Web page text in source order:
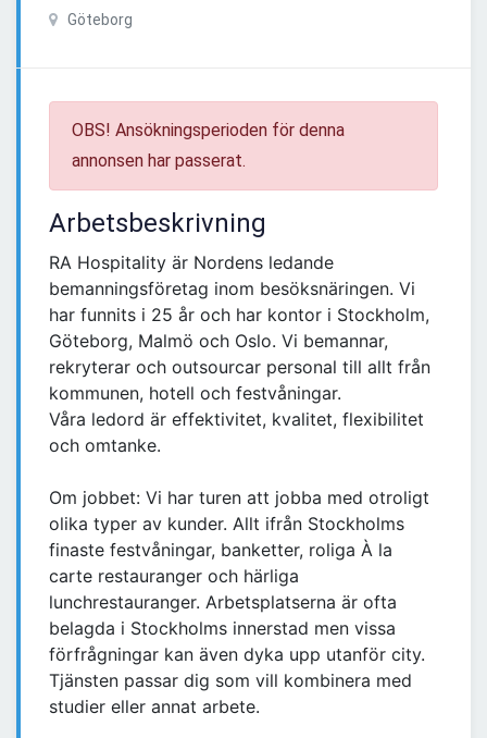
Göteborg
OBS! Ansökningsperioden för denna
annonsen har passerat.
Arbetsbeskrivning
RA Hospitality är Nordens ledande
bemanningsföretag inom besöksnäringen. Vi
har funnits i 25 år och har kontor i Stockholm,
Göteborg, Malmö och Oslo. Vi bemannar,
rekryterar och outsourcar personal till allt från
kommunen, hotell och festvåningar.
Våra ledord är effektivitet, kvalitet, flexibilitet
och omtanke.
Om jobbet: Vi har turen att jobba med otroligt
olika typer av kunder. Allt ifrån Stockholms
finaste festvåningar, banketter, roliga À la
carte restauranger och härliga
lunchrestauranger. Arbetsplatserna är ofta
belagda i Stockholms innerstad men vissa
förfrågningar kan även dyka upp utanför city.
Tjänsten passar dig som vill kombinera med
studier eller annat arbete.